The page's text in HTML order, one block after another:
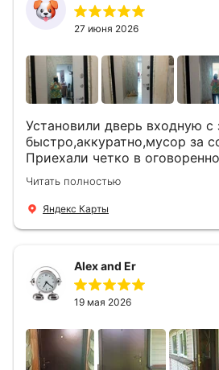
27 июня 2026
Установили дверь входную с
быстро,аккуратно,мусор за
Приехали четко в
вежливые,деликатные рабочие .Все
понравилось и дверь ,и
Читать полностью
Яндекс Карты
Alex and Er
19 мая 2026